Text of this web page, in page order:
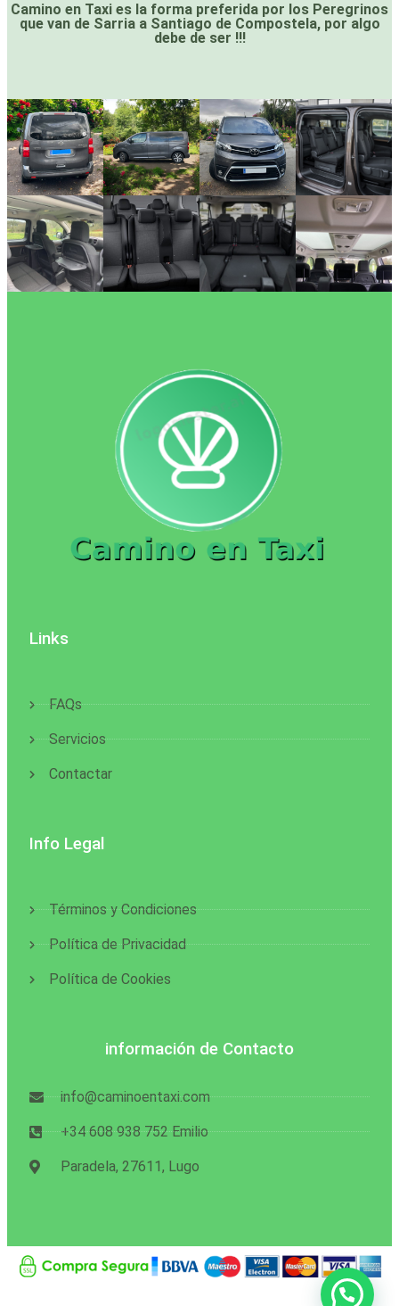
Camino en Taxi es la forma preferida por los Peregrinos
que van de Sarria a Santiago de Compostela, por algo
debe de ser !!!
Links
FAQs
Servicios
Contactar
Info Legal
Términos y Condiciones
Política de Privacidad
Política de Cookies
información de Contacto
info@caminoentaxi.com
+34 608 938 752 Emilio
Paradela, 27611, Lugo